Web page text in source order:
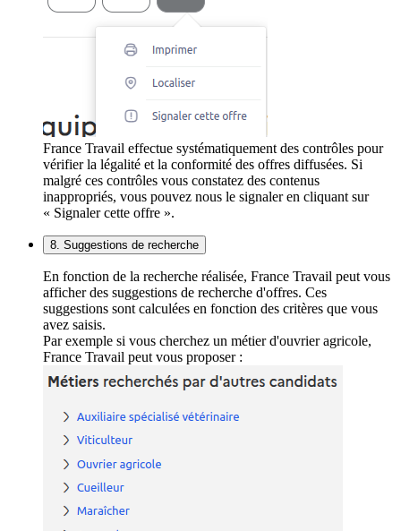
France Travail effectue systématiquement des contrôles pour
vérifier la légalité et la conformité des offres diffusées. Si
malgré ces contrôles vous constatez des contenus
inappropriés, vous pouvez nous le signaler en cliquant sur
« Signaler cette offre ».
8. Suggestions de recherche
En fonction de la recherche réalisée, France Travail peut vous
afficher des suggestions de recherche d'offres. Ces
suggestions sont calculées en fonction des critères que vous
avez saisis.
Par exemple si vous cherchez un métier d'ouvrier agricole,
France Travail peut vous proposer :